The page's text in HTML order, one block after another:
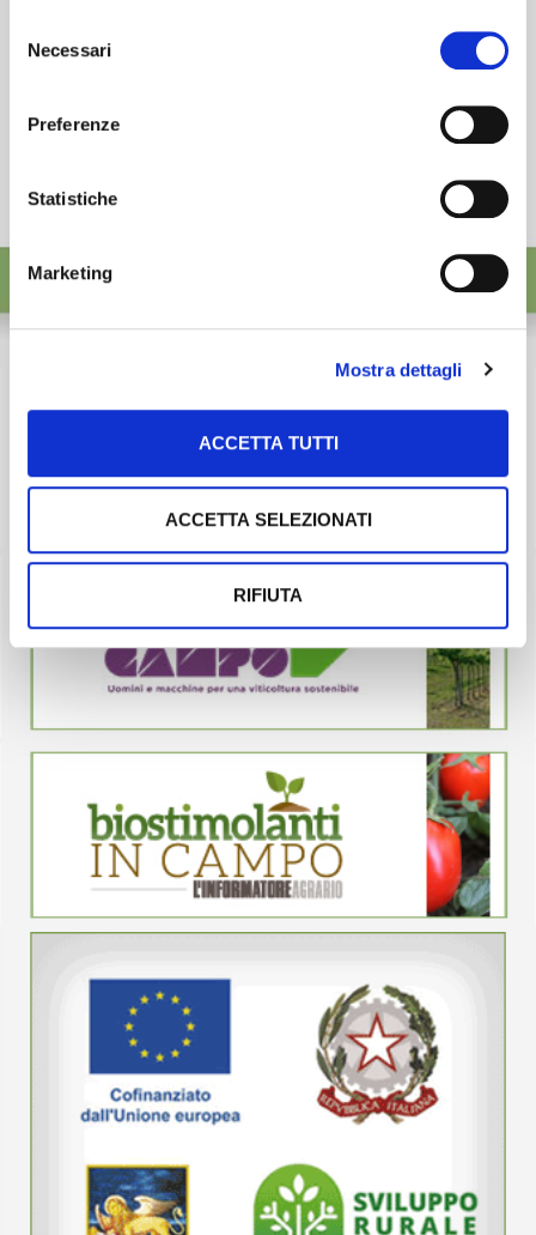
desideri accettare e cliccando ACCETTA SELEZIONATI.
delNecessari
Preferenze
Statistiche
Marketing
Mostra dettagli
ACCETTA TUTTI
ACCETTA SELEZIONATI
RIFIUTA